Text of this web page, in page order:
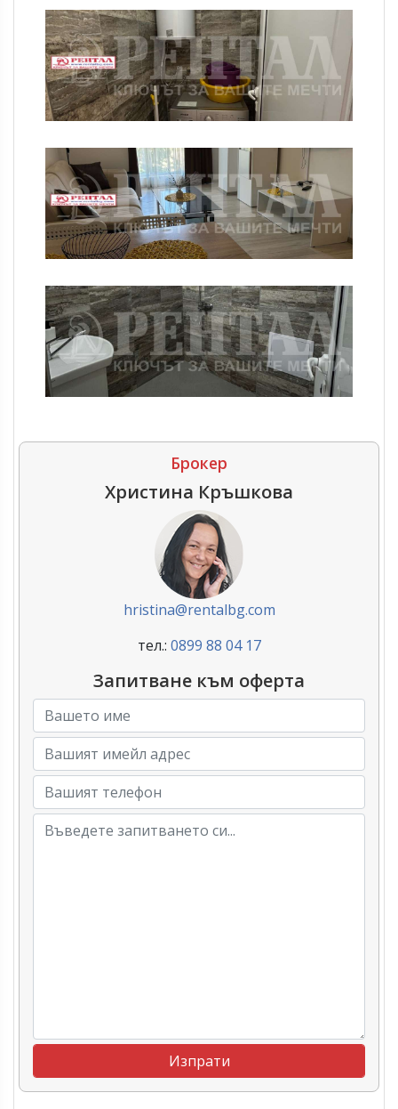
Брокер
Христина Кръшкова
hristina@rentalbg.com
тел.: 0899 88 04 17
Запитване към оферта